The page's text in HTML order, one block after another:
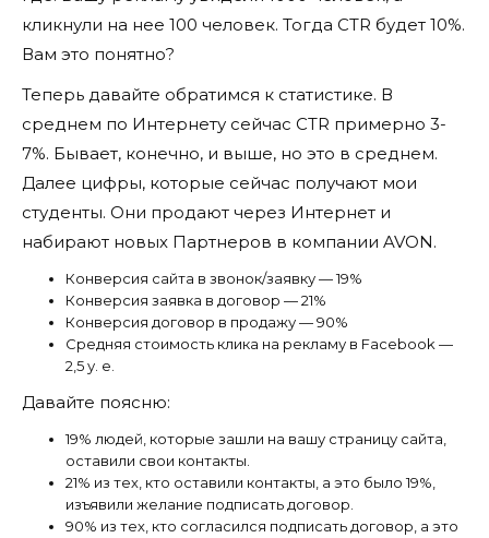
кликнули на нее 100 человек. Тогда CTR будет 10%.
Вам это понятно?
Теперь давайте обратимся к статистике. В
среднем по Интернету сейчас CTR примерно 3-
7%. Бывает, конечно, и выше, но это в среднем.
Далее цифры, которые сейчас получают мои
студенты. Они продают через Интернет и
набирают новых Партнеров в компании AVON.
Конверсия сайта в звонок/заявку — 19%
Конверсия заявка в договор — 21%
Конверсия договор в продажу — 90%
Средняя стоимость клика на рекламу в Facebook —
2,5 у. е.
Давайте поясню:
19% людей, которые зашли на вашу страницу сайта,
оставили свои контакты.
21% из тех, кто оставили контакты, а это было 19%,
изъявили желание подписать договор.
90% из тех, кто согласился подписать договор, а это